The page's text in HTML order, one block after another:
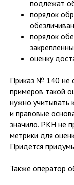
подлежат
порядок
порядок
оценку
Приказ № 140 не
примеров такой
нужно учитывать
и правовые
значило. РКН не
метрики для
Придется
Также оператор